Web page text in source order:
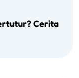
Cerita